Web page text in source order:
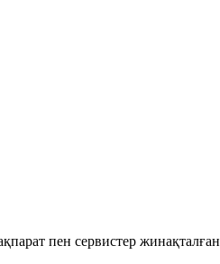
пен сервистер жинақталған